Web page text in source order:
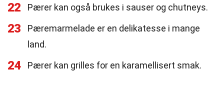
22 Pærer kan også brukes i sauser og chutneys.
23
Pæremarmelade er en delikatesse i mange
land.
24 Pærer kan grilles for en karamellisert smak.